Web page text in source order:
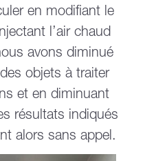
en modifiant le
l’air chaud
avons diminué
objets à traiter
et en diminuant
résultats indiqués
alors sans appel.